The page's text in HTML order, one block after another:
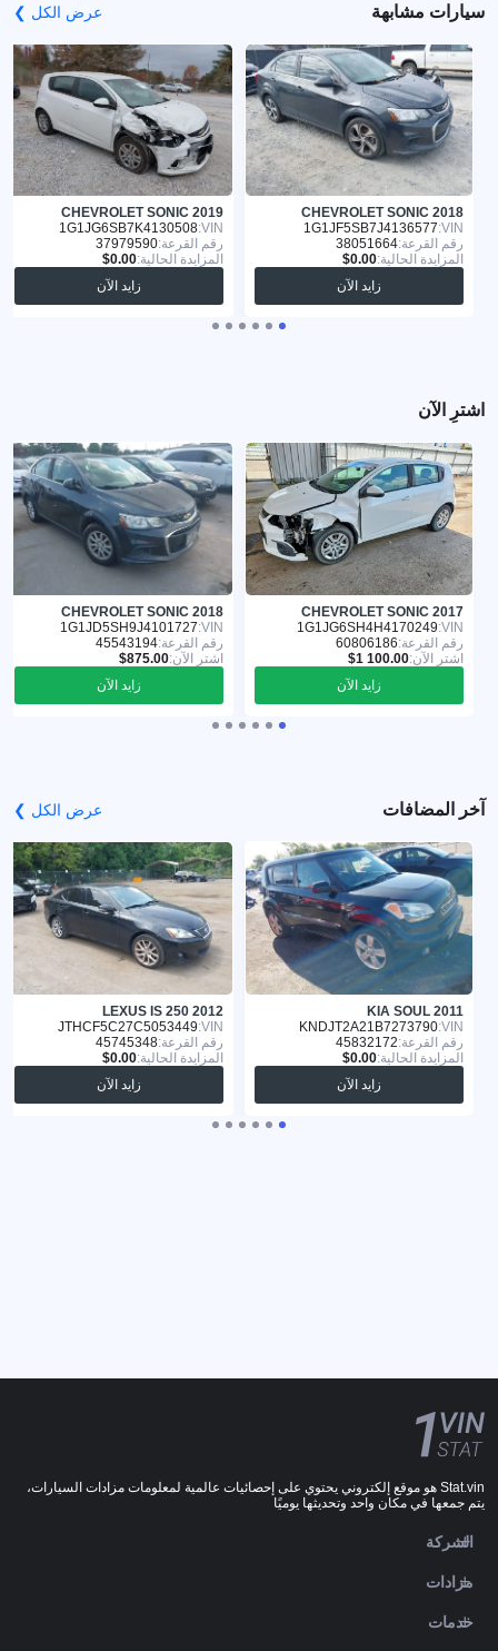
سيارات مشابهة عرض الكل ❯
CHEVROLET SONIC 2018
VIN:
1G1JF5SB7J4136577
رقم القرعة:38051664
المزايدة الحالية:
زايد الآن
CHEVROLET SONIC 2019
VIN:
1G1JG6SB7K4130508
رقم القرعة:37979590
المزايدة الحالية:
زايد الآن
اشترِ الآن
CHEVROLET SONIC 2017
VIN:
1G1JG6SH4H4170249
رقم القرعة:60806186
اشترِ الآن:
زايد الآن
CHEVROLET SONIC 2018
VIN:
1G1JD5SH9J4101727
رقم القرعة:45543194
اشترِ الآن:
زايد الآن
آخر المضافات عرض الكل ❯
KIA SOUL 2011
VIN:
KNDJT2A21B7273790
رقم القرعة:45832172
المزايدة الحالية:
زايد الآن
LEXUS IS 250 2012
VIN:
JTHCF5C27C5053449
رقم القرعة:45745348
المزايدة الحالية:
زايد الآن
Stat.vin هو موقع إلكتروني يحتوي على إحصائيات عالمية لمعلومات مزادات السيارات،
يتم جمعها في مكان واحد وتحديثها يوميًا
الشركة
مزادات
خدمات